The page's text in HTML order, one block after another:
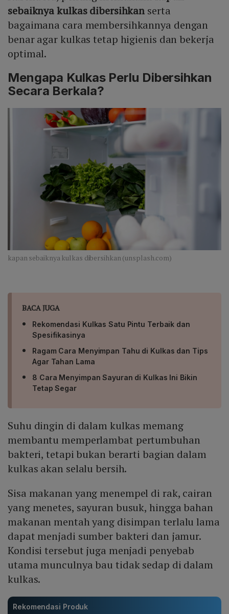
pembersihan, namun jadwal rutin tetap menjadi
pedoman utama.
tersebut menandakan penumpukan bakteri, penurunan
efisiensi pendinginan, dan peningkatan konsumsi listrik,
sehingga segera dilakukan pembersihan menyeluruh.
sebaiknya kulkas dibersihkan serta
bagaimana cara membersihkannya dengan
benar agar kulkas tetap higienis dan bekerja
optimal.
Mengapa Kulkas Perlu Dibersihkan
Secara Berkala?
kapan sebaiknya kulkas dibersihkan (unsplash.com)
BACA JUGA
Rekomendasi Kulkas Satu Pintu Terbaik dan
Spesifikasinya
Ragam Cara Menyimpan Tahu di Kulkas dan Tips
Agar Tahan Lama
8 Cara Menyimpan Sayuran di Kulkas Ini Bikin
Tetap Segar
Suhu dingin di dalam kulkas memang
membantu memperlambat pertumbuhan
bakteri, tetapi bukan berarti bagian dalam
kulkas akan selalu bersih.
Sisa makanan yang menempel di rak, cairan
yang menetes, sayuran busuk, hingga bahan
makanan mentah yang disimpan terlalu lama
dapat menjadi sumber bakteri dan jamur.
Kondisi tersebut juga menjadi penyebab
utama munculnya bau tidak sedap di dalam
kulkas.
Rekomendasi Produk